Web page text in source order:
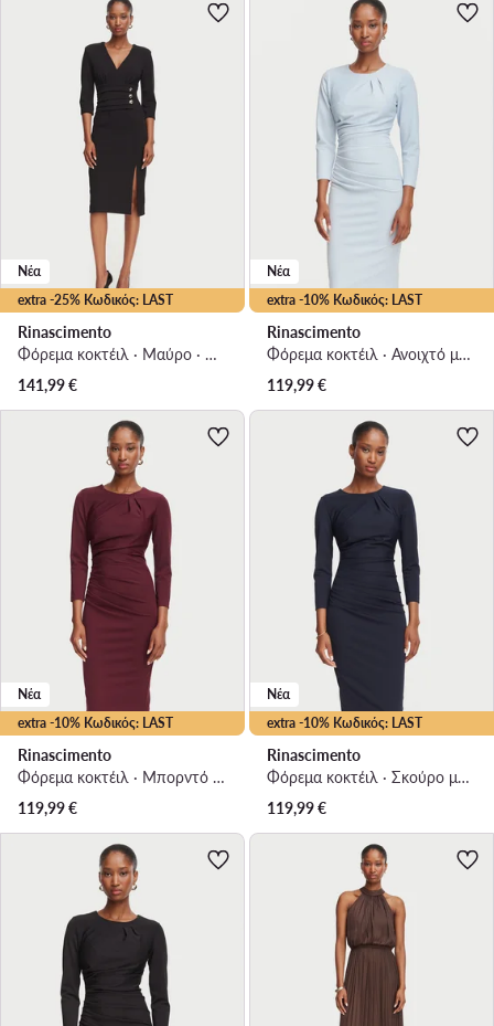
extra -25% Κωδικός: LAST
Νέα
Rinascimento
Φόρεμα κοκτέιλ · Μαύρο · Midi
141,99€
extra -10% Κωδικός: LAST
Νέα
Rinascimento
Φόρεμα κοκτέιλ · Ανοιχτό μπλε · Midi
119,99€
extra -10% Κωδικός: LAST
Νέα
Rinascimento
Φόρεμα κοκτέιλ · Μπορντό · Midi
119,99€
extra -10% Κωδικός: LAST
Νέα
Rinascimento
Φόρεμα κοκτέιλ · Σκούρο μπλε · Midi
119,99€